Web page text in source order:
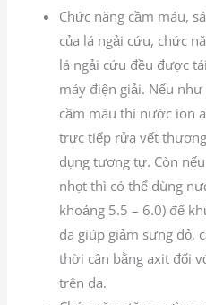
Chức năng cầm máu,
của lá ngải cứu, chức
lá ngải cứu đều được
máy điện giải. Nếu
cầm máu thì nước ion
trực tiếp rửa vết
dụng tương tự. Còn
nhọt thì có thể dùng
khoảng 5.5 – 6.0) để
da giúp giảm sưng đỏ,
thời cân bằng axit đối
trên da.